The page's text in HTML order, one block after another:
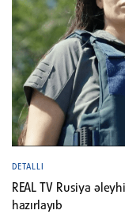
DETALLI
REAL TV Rusiya
hazırlayıb